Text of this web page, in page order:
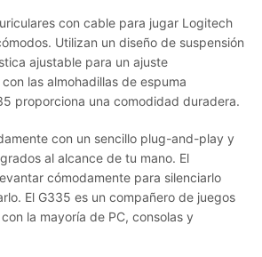
con cable para jugar Logitech
Utilizan un diseño de suspensión
ajustable para un ajuste
las almohadillas de espuma
proporciona una comodidad duradera.
con un sencillo plug-and-play y
al alcance de tu mano. El
cómodamente para silenciarlo
El G335 es un compañero de juegos
la mayoría de PC, consolas y